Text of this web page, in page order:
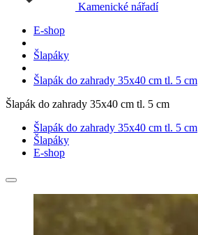
Kamenické nářadí
E-shop
Šlapáky
Šlapák do zahrady 35x40 cm tl. 5 cm
Šlapák do zahrady 35x40 cm tl. 5 cm
Šlapák do zahrady 35x40 cm tl. 5 cm
Šlapáky
E-shop